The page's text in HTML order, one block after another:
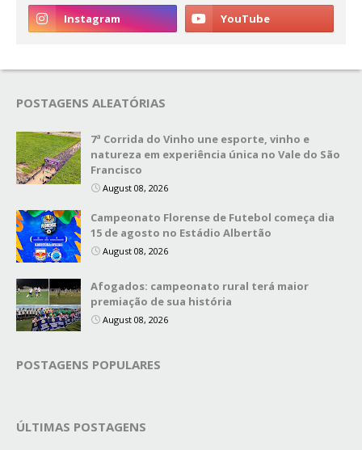
POSTAGENS ALEATÓRIAS
7ª Corrida do Vinho une esporte, vinho e
natureza em experiência única no Vale do São
Francisco
August 08, 2026
Campeonato Florense de Futebol começa dia
15 de agosto no Estádio Albertão
August 08, 2026
Afogados: campeonato rural terá maior
premiação de sua história
August 08, 2026
POSTAGENS POPULARES
ÚLTIMAS POSTAGENS